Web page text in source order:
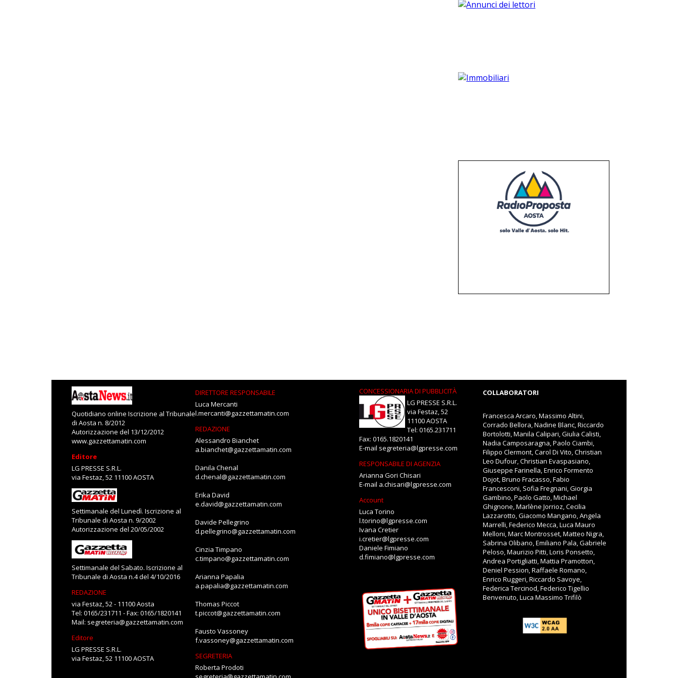
Quotidiano online Iscrizione al Tribunale
di Aosta n. 8/2012
Autorizzazione del 13/12/2012
www.gazzettamatin.com
Editore
LG PRESSE S.R.L.
via Festaz, 52 11100 AOSTA
Settimanale del Lunedì. Iscrizione al
Tribunale di Aosta n. 9/2002
Autorizzazione del 20/05/2002
Settimanale del Sabato. Iscrizione al
Tribunale di Aosta n.4 del 4/10/2016
REDAZIONE
via Festaz, 52 - 11100 Aosta
Tel: 0165/231711 - Fax: 0165/1820141
Mail: segreteria@gazzettamatin.com
Editore
LG PRESSE S.R.L.
via Festaz, 52 11100 AOSTA
DIRETTORE RESPONSABILE
Luca Mercanti
l.mercanti@gazzettamatin.com
REDAZIONE
Alessandro Bianchet
a.bianchet@gazzettamatin.com
Danila Chenal
d.chenal@gazzettamatin.com
Erika David
e.david@gazzettamatin.com
Davide Pellegrino
d.pellegrino@gazzettamatin.com
Cinzia Timpano
c.timpano@gazzettamatin.com
Arianna Papalia
a.papalia@gazzettamatin.com
Thomas Piccot
t.piccot@gazzettamatin.com
Fausto Vassoney
f.vassoney@gazzettamatin.com
SEGRETERIA
Roberta Prodoti
CONCESSIONARIA DI PUBBLICITÀ
LG PRESSE S.R.L.
via Festaz, 52
11100 AOSTA
Tel: 0165.231711
Fax: 0165.1820141
E-mail segreteria@lgpresse.com
RESPONSABILE DI AGENZIA
Arianna Gori Chisari
E-mail a.chisari@lgpresse.com
Account
Luca Torino
l.torino@lgpresse.com
Ivana Cretier
i.cretier@lgpresse.com
Daniele Fimiano
d.fimiano@lgpresse.com
COLLABORATORI
Francesca Arcaro, Massimo Altini,
Corrado Bellora, Nadine Blanc, Riccardo
Bortolotti, Manila Calipari, Giulia Calisti,
Nadia Camposaragna, Paolo Ciambi,
Filippo Clermont, Carol Di Vito, Christian
Leo Dufour, Christian Evaspasiano,
Giuseppe Farinella, Enrico Formento
Dojot, Bruno Fracasso, Fabio
Francesconi, Sofia Fregnani, Giorgia
Gambino, Paolo Gatto, Michael
Ghignone, Marlène Jorrioz, Cecilia
Lazzarotto, Giacomo Mangano, Angela
Marrelli, Federico Mecca, Luca Mauro
Melloni, Marc Montrosset, Matteo Nigra,
Sabrina Olibano, Emiliano Pala, Gabriele
Peloso, Maurizio Pitti, Loris Ponsetto,
Andrea Portigliatti, Mattia Pramotton,
Deniel Pession, Raffaele Romano,
Enrico Ruggeri, Riccardo Savoye,
Federica Tercinod, Federico Tigellio
Benvenuto, Luca Massimo Trifilò